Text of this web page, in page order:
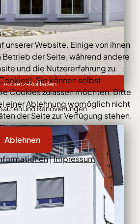
Aufsetz-Rollladen
und Renovierungen
unserer Website. Einige von ihnen
Betrieb der Seite, während andere
und die Nutzererfahrung zu
Sie können selbst
Cookies zulassen möchten. Bitte
einer Ablehnung womöglich nicht
der Seite zur Verfügung stehen.
Ablehnen
|Impressum